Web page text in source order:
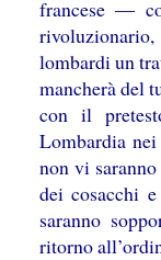
francese ―
lombardi un
mancherà del
con il
Lombardia
non vi
dei cosacchi
saranno
ritorno